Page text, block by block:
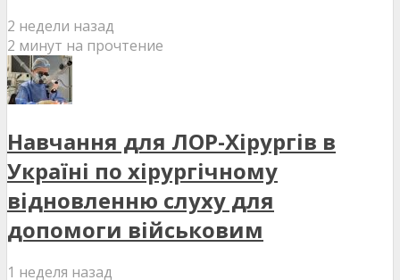
2 недели назад
2 минут на прочтение
Навчання для ЛОР-Хірургів в
Україні по хірургічному
відновленню слуху для
допомоги військовим
1 неделя назад